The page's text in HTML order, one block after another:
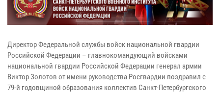
Директор Федеральной службы войск национальной гвардии
Российской Федерации – главнокомандующий войсками
национальной гвардии Российской Федерации генерал армии
Виктор Золотов от имени руководства Росгвардии поздравил с
79-й годовщиной образования коллектив Санкт-Петербургского